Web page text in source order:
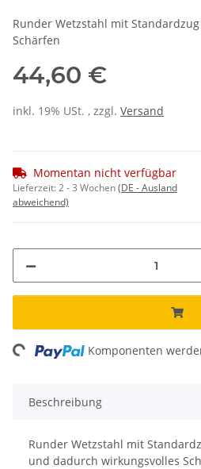
Runder Wetzstahl mit
Schärfen
44,60 €
inkl. 19% USt. , zzgl. Versand
Momentan nicht verfügbar
Lieferzeit:2 - 3 Wochen(DE - Ausland
abweichend)
Komponenten
Beschreibung
Runder Wetzstahl mit
und dadurch wirkungsvolles